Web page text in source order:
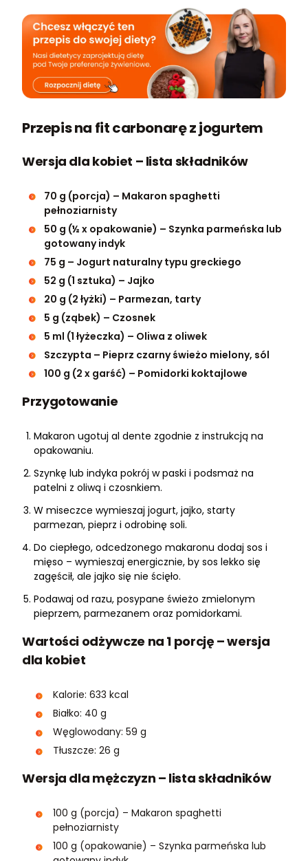
Przepis na fit carbonarę z jogurtem
Wersja dla kobiet – lista składników
70 g (porcja) – Makaron spaghetti
pełnoziarnisty
50 g (½ x opakowanie) – Szynka parmeńska lub
gotowany indyk
75 g – Jogurt naturalny typu greckiego
52 g (1 sztuka) – Jajko
20 g (2 łyżki) – Parmezan, tarty
5 g (ząbek) – Czosnek
5 ml (1 łyżeczka) – Oliwa z oliwek
Szczypta – Pieprz czarny świeżo mielony, sól
100 g (2 x garść) – Pomidorki koktajlowe
Przygotowanie
Makaron ugotuj al dente zgodnie z instrukcją na
opakowaniu.
Szynkę lub indyka pokrój w paski i podsmaż na
patelni z oliwą i czosnkiem.
W miseczce wymieszaj jogurt, jajko, starty
parmezan, pieprz i odrobinę soli.
Do ciepłego, odcedzonego makaronu dodaj sos i
mięso – wymieszaj energicznie, by sos lekko się
zagęścił, ale jajko się nie ścięło.
Podawaj od razu, posypane świeżo zmielonym
pieprzem, parmezanem oraz pomidorkami.
Wartości odżywcze na 1 porcję – wersja
dla kobiet
Kalorie: 633 kcal
Białko: 40 g
Węglowodany: 59 g
Tłuszcze: 26 g
Wersja dla mężczyzn – lista składników
100 g (porcja) – Makaron spaghetti
pełnoziarnisty
100 g (opakowanie) – Szynka parmeńska lub